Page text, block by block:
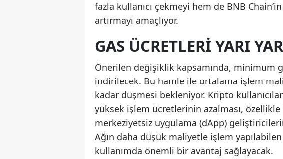
fazla kullanıcı çekmeyi hem de BNB
artırmayı amaçlıyor.
GAS ÜCRETLERI YARI
Önerilen değişiklik kapsamında, minimum
indirilecek. Bu hamle ile ortalama işlem
kadar düşmesi bekleniyor. Kripto
yüksek işlem ücretlerinin azalması, özellikle
merkeziyetsiz uygulama (dApp)
Ağın daha düşük maliyetle işlem
kullanımda önemli bir avantaj sağlayacak.